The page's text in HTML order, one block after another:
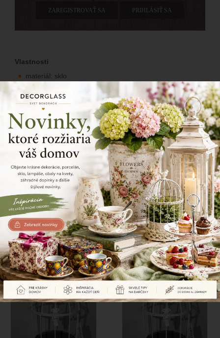
ZAREGISTROVAŤ SA PRIHLÁSIŤ SA
Vlastnosti
materiál: sklo
Jubilejný pohár k 60. výročiu, matná ruža.
216/238
Zdielajte tento produkt
Naposledy prezerané produkty